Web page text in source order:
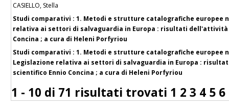
CASIELLO, Stella
Studi comparativi : 1. Metodi e strutture catalografiche europee
relativa ai settori di salvaguardia in Europa : risultati
Concina ; a cura di Heleni Porfyriou
Studi comparativi : 1. Metodi e strutture catalografiche
Legislazione relativa ai settori di salvaguardia in Europa :
scientifico Ennio Concina ; a cura di Heleni Porfyriou
1 - 10 di 71 risultati trovati 1 2 3 4 5 6